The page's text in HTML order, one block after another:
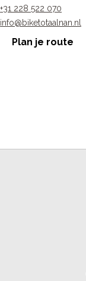
+31 228 522 070
info@biketotaalnan.nl
Plan je route